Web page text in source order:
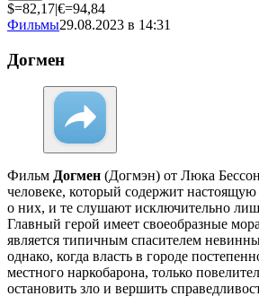
$=82,17|€=94,84
Фильмы29.08.2023 в 14:31
Догмен
Фильм Догмен (Догмэн) от Люка
человеке, который содержит настоящую
о них, и те слушают исключительно
Главный герой имеет своеобразные
является типичным спасителем
однако, когда власть в городе
местного наркобарона, только
остановить зло и вершить